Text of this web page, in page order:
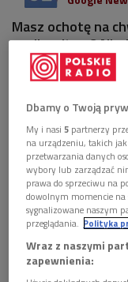
Masz ochotę na
sesji z gitarą?
będzie, w Dwójka
audycji "Za
mistrzów muzyki
Megarbane z
libańskiego folku.
Dbamy o Twoją
My i nasi5 partnerzy
na urządzeniu, takich
przetwarzania danych
wybory lub zarządzać
prawa do sprzeciwu na
dowolnym momencie
sygnalizowane naszym
przeglądania. Polityka
Wraz z naszymi
zapewnienia: